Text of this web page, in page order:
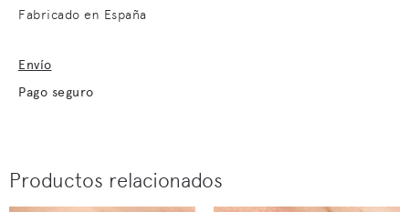
Fabricado en España
Envío
Pago seguro
Productos relacionados